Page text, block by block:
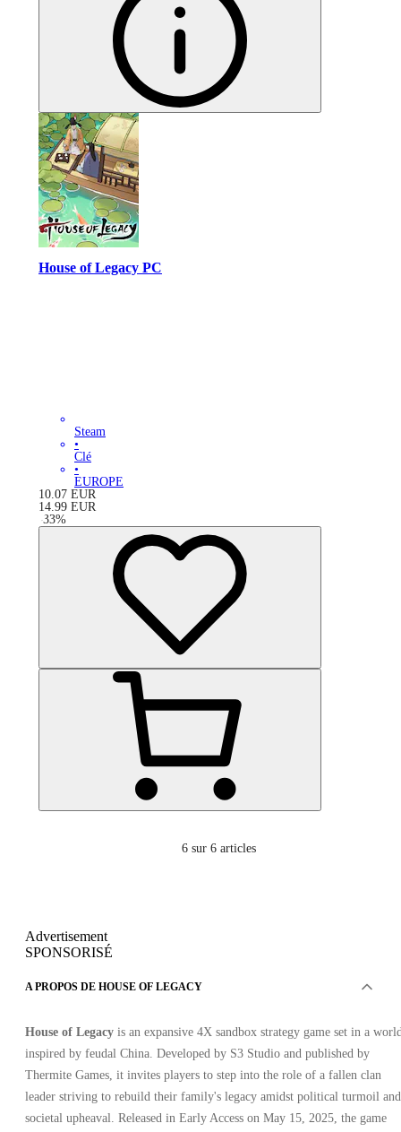
House of Legacy PC
Steam
•
Clé
•
EUROPE
10.07 EUR
14.99 EUR
-33%
6 sur 6 articles
Advertisement
SPONSORISÉ
A PROPOS DE HOUSE OF LEGACY
House of Legacy is an expansive 4X sandbox strategy game set in a
inspired by feudal China. Developed by S3 Studio and published by
Thermite Games, it invites players to step into the role of a fallen clan
leader striving to rebuild their family's legacy amidst political turmoil and
societal upheaval. Released in Early Access on May 15, 2025, the game